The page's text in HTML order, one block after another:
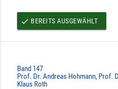
done BEREITS AUSGEWÄHLT
Band 147
Prof. Dr. Andreas Hohmann, Prof.
Klaus Roth